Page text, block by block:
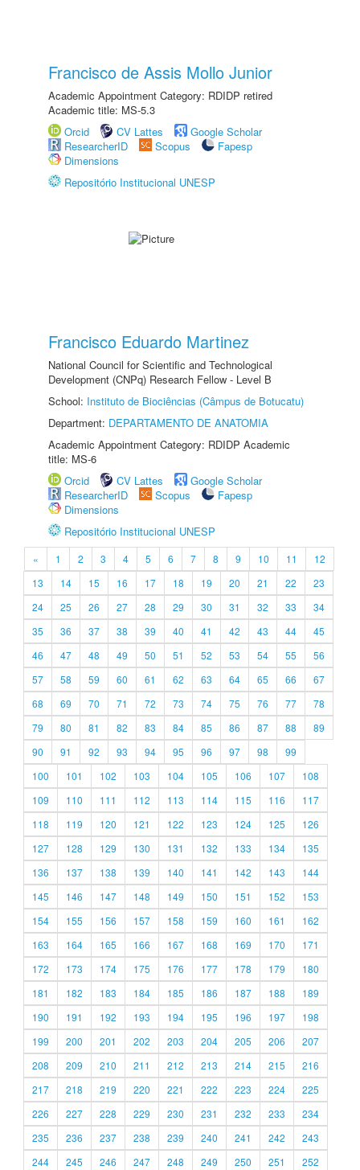
Francisco de Assis Mollo Junior
Academic Appointment Category: RDIDP retired
Academic title: MS-5.3
Orcid
CV Lattes
Google Scholar
ResearcherID
Scopus
Fapesp
Dimensions
Repositório Institucional UNESP
Francisco Eduardo Martinez
National Council for Scientific and Technological
Development (CNPq) Research Fellow - Level B
School: Instituto de Biociências (Câmpus de Botucatu)
Department: DEPARTAMENTO DE ANATOMIA
Academic Appointment Category: RDIDP Academic
title: MS-6
Orcid
CV Lattes
Google Scholar
ResearcherID
Scopus
Fapesp
Dimensions
Repositório Institucional UNESP
« 1 2 3 4 5 6 7 8 9 10 11
12
13
14 15 16 17 18 19 20 21 22
23
24
25 26 27 28 29 30 31 32 33
34
35
36 37 38 39 40 41 42 43 44
45
46
47 48 49 50 51 52 53 54 55
56
57
58 59 60 61 62 63 64 65 66
67
68
69 70 71 72 73 74 75 76 77
78
79
80 81 82 83 84 85 86 87 88
89
90
91 92 93 94 95 96 97 98
99
100
101 102 103 104 105 106 107
108
109
110 111 112 113 114 115 116
117
118
119 120 121 122 123 124 125
126
127
128 129 130 131 132 133 134
135
136
137 138 139 140 141 142 143
144
145
146 147 148 149 150 151 152
153
154
155 156 157 158 159 160 161
162
163
164 165 166 167 168 169 170
171
172
173 174 175 176 177 178 179
180
181
182 183 184 185 186 187 188
189
190
191 192 193 194 195 196 197
198
199
200 201 202 203 204 205 206
207
208
209 210 211 212 213 214 215
216
217
218 219 220 221 222 223 224
225
226
227 228 229 230 231 232 233
234
235
236 237 238 239 240 241 242
243
244
245 246 247 248 249 250 251 252